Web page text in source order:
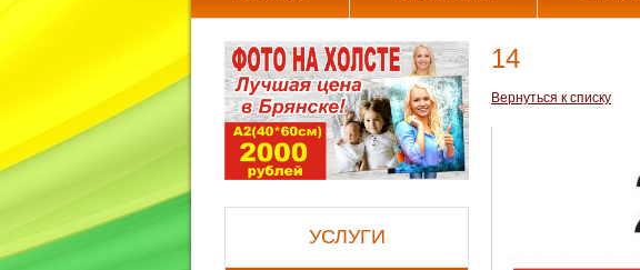
УСЛУГИ
14
Вернуться к списку